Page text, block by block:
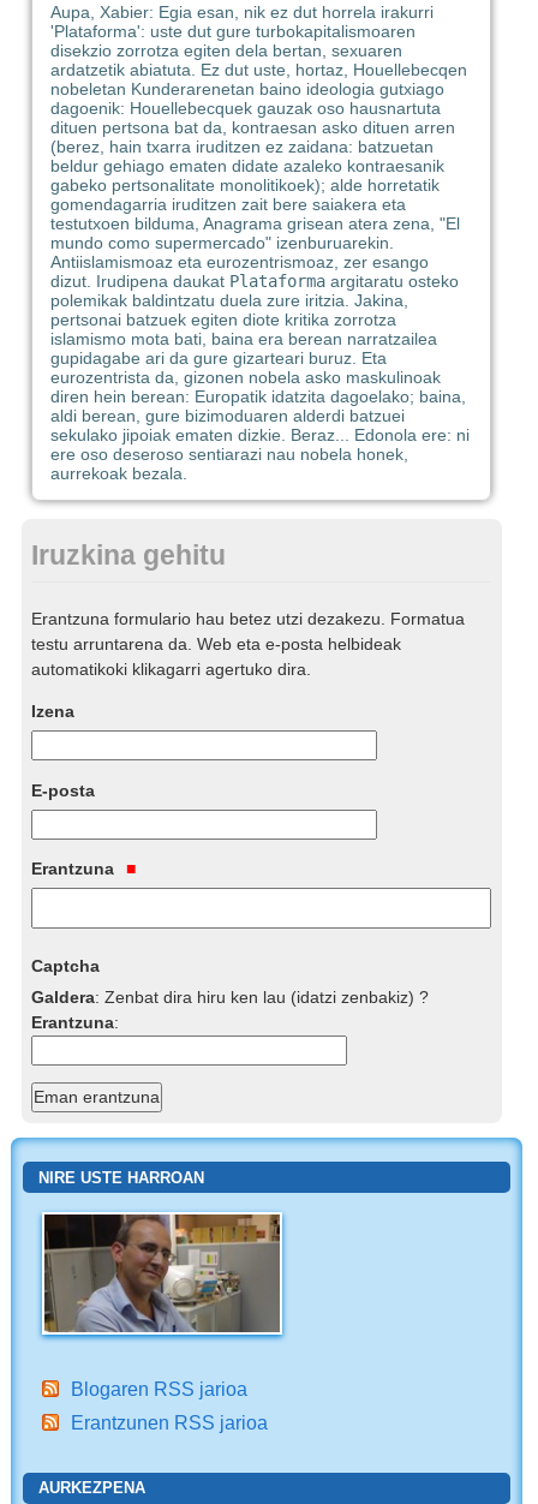
Aupa, Xabier: Egia esan, nik ez dut horrela irakurri
'Plataforma': uste dut gure turbokapitalismoaren
disekzio zorrotza egiten dela bertan, sexuaren
ardatzetik abiatuta. Ez dut uste, hortaz, Houellebecqen
nobeletan Kunderarenetan baino ideologia gutxiago
dagoenik: Houellebecquek gauzak oso hausnartuta
dituen pertsona bat da, kontraesan asko dituen arren
(berez, hain txarra iruditzen ez zaidana: batzuetan
beldur gehiago ematen didate azaleko kontraesanik
gabeko pertsonalitate monolitikoek); alde horretatik
gomendagarria iruditzen zait bere saiakera eta
testutxoen bilduma, Anagrama grisean atera zena, "El
mundo como supermercado" izenburuarekin.
Antiislamismoaz eta eurozentrismoaz, zer esango
dizut. Irudipena daukat Plataformaargitaratu osteko
polemikak baldintzatu duela zure iritzia. Jakina,
pertsonai batzuek egiten diote kritika zorrotza
islamismo mota bati, baina era berean narratzailea
gupidagabe ari da gure gizarteari buruz. Eta
eurozentrista da, gizonen nobela asko maskulinoak
diren hein berean: Europatik idatzita dagoelako; baina,
aldi berean, gure bizimoduaren alderdi batzuei
sekulako jipoiak ematen dizkie. Beraz... Edonola ere: ni
ere oso deseroso sentiarazi nau nobela honek,
aurrekoak bezala.
Iruzkina gehitu
Erantzuna formulario hau betez utzi dezakezu. Formatua
testu arruntarena da. Web eta e-posta helbideak
automatikoki klikagarri agertuko dira.
Izena
E-posta
Erantzuna
Captcha
Galdera:Zenbat dira hiru ken lau (idatzi zenbakiz) ?
Erantzuna:
NIRE USTE HARROAN
Blogaren RSS jarioa
Erantzunen RSS jarioa
AURKEZPENA